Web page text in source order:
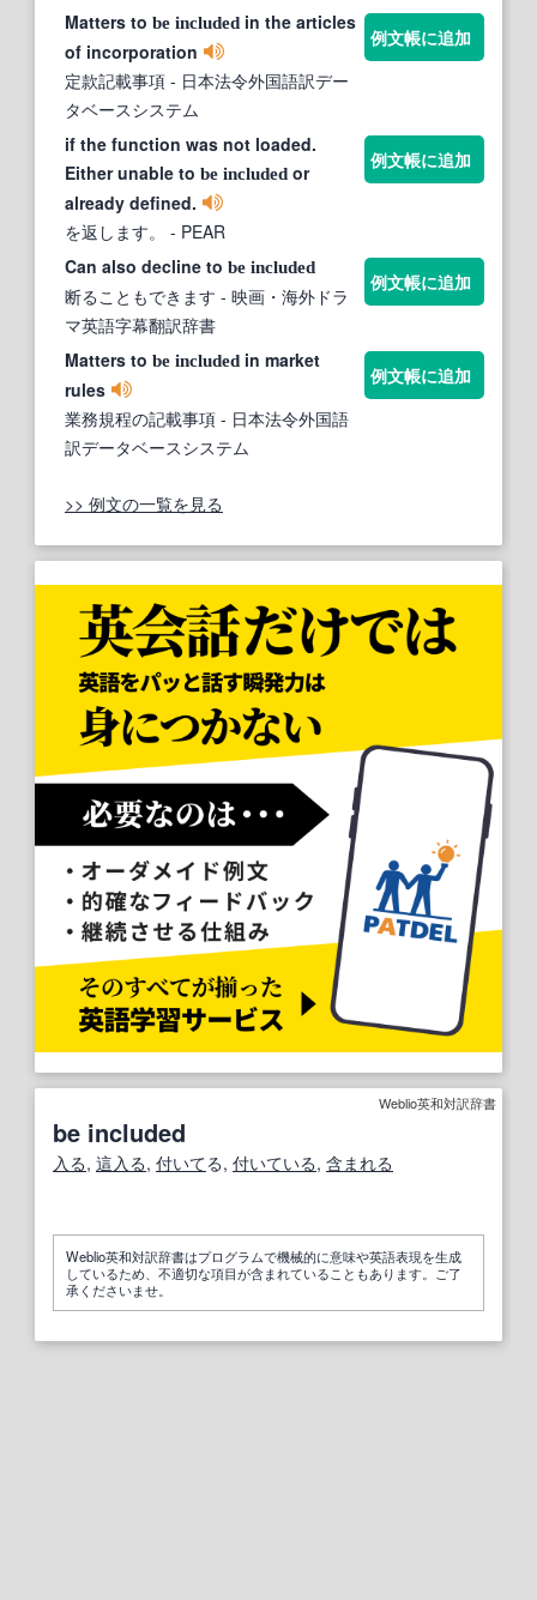
Matters to be included in the articles
of incorporation
定款記載事項 - 日本法令外国語訳デー
タベースシステム
例文帳に追加
if the function was not loaded.
Either unable to be included or
already defined.
を返します。
- PEAR
例文帳に追加
Can also decline to be included
断ることもできます - 映画・海外ドラ
マ英語字幕翻訳辞書
例文帳に追加
Matters to be included in market
rules
業務規程の記載事項 - 日本法令外国語
訳データベースシステム
例文帳に追加
>> 例文の一覧を見る
Weblio英和対訳辞書
be included
入る, 這入る, 付いてる, 付いている, 含まれる
Weblio英和対訳辞書はプログラムで機械的に意味や英語表現を生成
しているため、不適切な項目が含まれていることもあります。ご了
承くださいませ。